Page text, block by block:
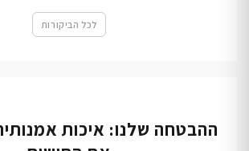
לכל הביקורות
ההבטחה שלנו: איכות